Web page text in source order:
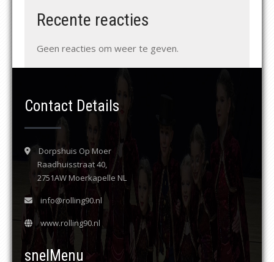
Recente reacties
Geen reacties om weer te geven.
Contact Details
Dorpshuis Op Moer
Raadhuisstraat 40,
2751AW Moerkapelle NL
info@rolling90.nl
www.rolling90.nl
snelMenu